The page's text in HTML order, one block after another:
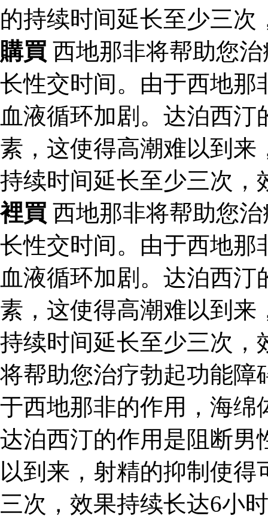
的持续时间延长至少三
購買 西地那非将帮助您
长性交时间。由于西地那
血液循环加剧。达泊西
素，这使得高潮难以到来
持续时间延长至少三次
裡買 西地那非将帮助您
长性交时间。由于西地那
血液循环加剧。达泊西
素，这使得高潮难以到来
持续时间延长至少三次，
将帮助您治疗勃起功能障
于西地那非的作用，海绵
达泊西汀的作用是阻断男
以到来，射精的抑制使
三次，效果持续长达6小